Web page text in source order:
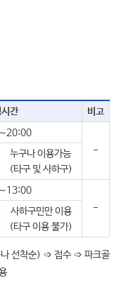
간 비고
-
누구나 이용가능
(타구 및 사하구)
-
사하구민만 이용
(타구 이용 불가)
나 선착순) ➩ 접수 ➩ 파크골